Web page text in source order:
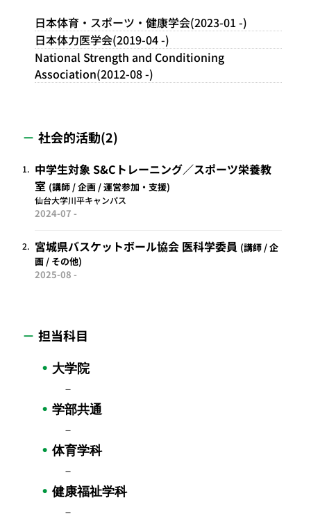
日本体育・スポーツ・健康学会(2023-01 -)
日本体力医学会(2019-04 -)
National Strength and Conditioning
Association(2012-08 -)
社会的活動(2)
1. 中学生対象 S&Cトレーニング／スポーツ栄養教
室 講師 / 企画 / 運営参加・支援
仙台大学川平キャンパス
2024-07 -
2. 宮城県バスケットボール協会 医科学委員 講師 / 企
画 / その他
2025-08 -
担当科目
大学院
－
学部共通
－
体育学科
－
健康福祉学科
－